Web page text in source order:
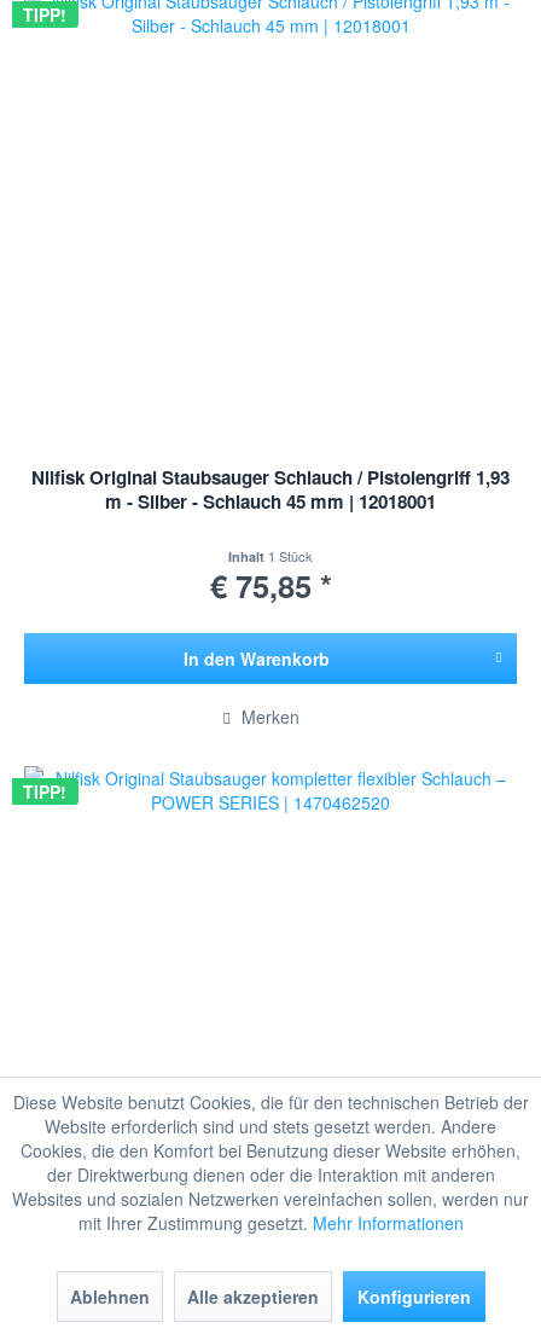
TIPP!
Nilfisk Original Staubsauger Schlauch / Pistolengriff 1,93
m - Silber - Schlauch 45 mm | 12018001
Inhalt 1 Stück
€ 75,85 *
In den Warenkorb
Hinzugefügt
Merken
TIPP!
– POWER SERIES | 1470462520
Diese Website benutzt Cookies, die für den technischen Betrieb der
Website erforderlich sind und stets gesetzt werden. Andere
Cookies, die den Komfort bei Benutzung dieser Website erhöhen,
der Direktwerbung dienen oder die Interaktion mit anderen
Websites und sozialen Netzwerken vereinfachen sollen, werden nur
mit Ihrer Zustimmung gesetzt. Mehr Informationen
Ablehnen Alle akzeptieren Konfigurieren